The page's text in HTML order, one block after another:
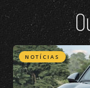
NOTÍCIAS